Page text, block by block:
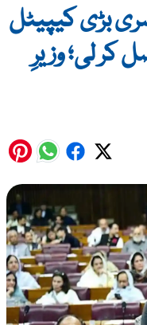
بڑی کیپیٹل
لی؛ وزیرِ